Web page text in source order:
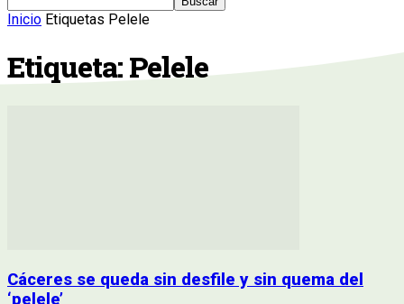
Inicio Etiquetas Pelele
Etiqueta: Pelele
Cáceres se queda sin desfile y sin quema del
‘pelele’